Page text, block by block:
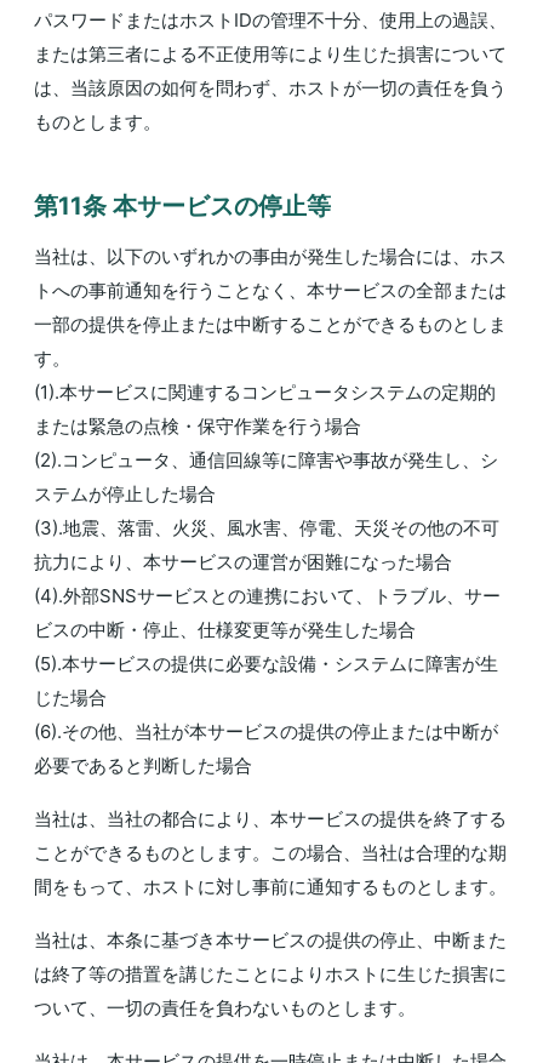
パスワードまたはホストIDの管理不十分、使用上の過誤、
または第三者による不正使用等により生じた損害について
は、当該原因の如何を問わず、ホストが一切の責任を負う
ものとします。
第11条 本サービスの停止等
当社は、以下のいずれかの事由が発生した場合には、ホス
トへの事前通知を行うことなく、本サービスの全部または
一部の提供を停止または中断することができるものとしま
す。
(1).本サービスに関連するコンピュータシステムの定期的
または緊急の点検・保守作業を行う場合
(2).コンピュータ、通信回線等に障害や事故が発生し、シ
ステムが停止した場合
(3).地震、落雷、火災、風水害、停電、天災その他の不可
抗力により、本サービスの運営が困難になった場合
(4).外部SNSサービスとの連携において、トラブル、サー
ビスの中断・停止、仕様変更等が発生した場合
(5).本サービスの提供に必要な設備・システムに障害が生
じた場合
(6).その他、当社が本サービスの提供の停止または中断が
必要であると判断した場合
当社は、当社の都合により、本サービスの提供を終了する
ことができるものとします。この場合、当社は合理的な期
間をもって、ホストに対し事前に通知するものとします。
当社は、本条に基づき本サービスの提供の停止、中断また
は終了等の措置を講じたことによりホストに生じた損害に
ついて、一切の責任を負わないものとします。